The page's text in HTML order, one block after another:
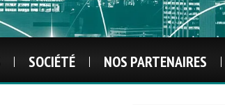
SOCIÉTÉ NOS PARTENAIRES